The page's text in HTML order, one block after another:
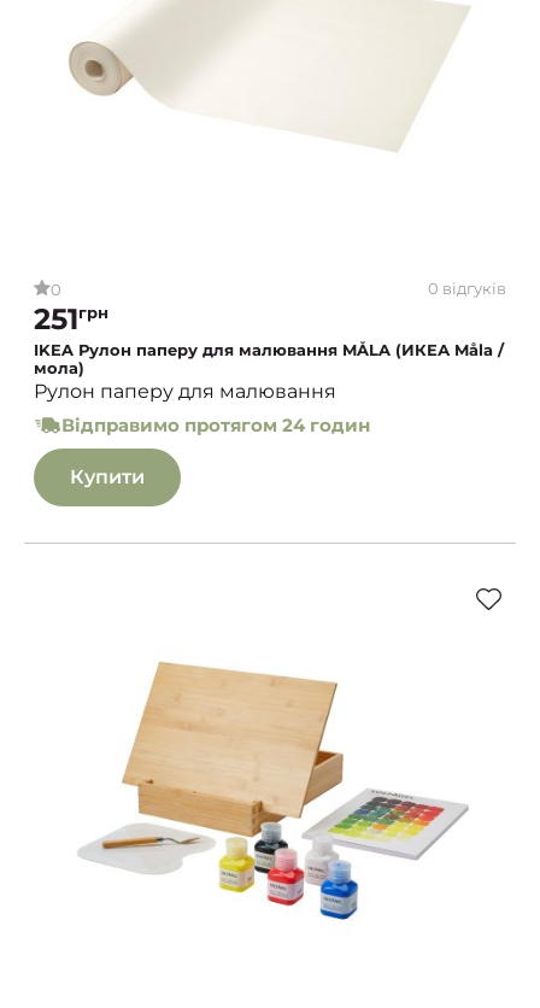
0 0 відгуків
251грн
IKEA Рулон паперу для малювання MÅLA (ИКЕА Måla /
мола)
Рулон паперу для малювання
Відправимо протягом 24 годин
Купити